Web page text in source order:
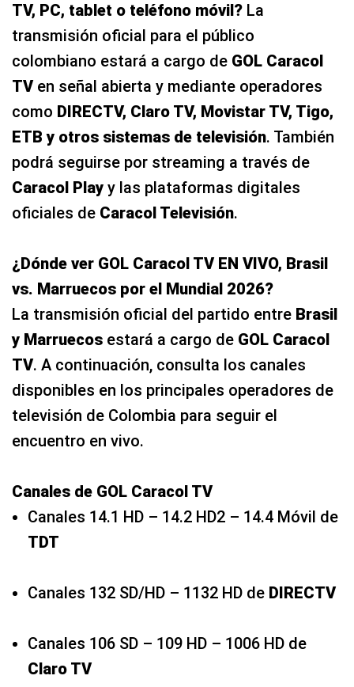
TV, PC, tablet o teléfono móvil? La
transmisión oficial para el público
colombiano estará a cargo de GOL Caracol
TVen señal abierta y mediante operadores
como DIRECTV, Claro TV, Movistar TV, Tigo,
ETB y otros sistemas de televisión. También
podrá seguirse por streaming a través de
Caracol Play y las plataformas digitales
oficiales de Caracol Televisión.
¿Dónde ver GOL Caracol TV EN VIVO, Brasil
vs. Marruecos por el Mundial 2026?
La transmisión oficial del partido entre Brasil
y Marruecos estará a cargo de GOL Caracol
TV. A continuación, consulta los canales
disponibles en los principales operadores de
televisión de Colombia para seguir el
encuentro en vivo.
Canales de GOL Caracol TV
Canales 14.1 HD – 14.2 HD2 – 14.4 Móvil de
TDT
Canales 132 SD/HD – 1132 HD de DIRECTV
Canales 106 SD – 109 HD – 1006 HD de
Claro TV